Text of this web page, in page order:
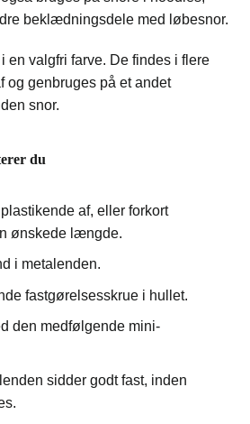
beklædningsdele med løbesnor.
en valgfri farve. De findes i flere
og genbruges på et andet
snor.
du
af, eller forkort
ønskede længde.
i metalenden.
fastgørelsesskrue i hullet.
den medfølgende mini-
sidder godt fast, inden